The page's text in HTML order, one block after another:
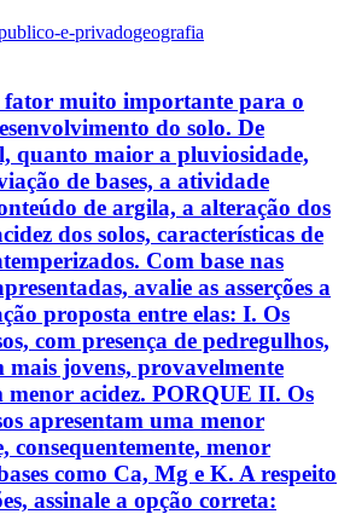
e-privadogeografia
fator muito importante para o
do solo. De
quanto maior a pluviosidade,
de bases, a atividade
de argila, a alteração dos
dos solos, características de
Com base nas
avalie as asserções a
proposta entre elas: I. Os
com presença de pedregulhos,
mais jovens, provavelmente
menor acidez. PORQUE II. Os
apresentam uma menor
consequentemente, menor
como Ca, Mg e K. A respeito
assinale a opção correta: